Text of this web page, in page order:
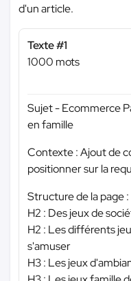
d'un article.
Texte #1
1000 mots
Sujet - Ecommerce
en famille
Contexte : Ajout de
positionner sur la
Structure de la page :
H2 : Des jeux de
H2 : Les différents
s'amuser
H3 : Les jeux